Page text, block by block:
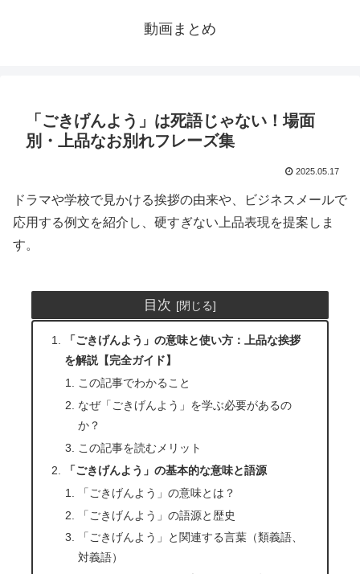
動画まとめ
「ごきげんよう」は死語じゃない！場面
別・上品なお別れフレーズ集
2025.05.17
ドラマや学校で見かける挨拶の由来や、ビジネスメールで
応用する例文を紹介し、硬すぎない上品表現を提案しま
す。
目次
「ごきげんよう」の意味と使い方：上品な挨拶
を解説【完全ガイド】
この記事でわかること
なぜ「ごきげんよう」を学ぶ必要があるの
か？
この記事を読むメリット
「ごきげんよう」の基本的な意味と語源
「ごきげんよう」の意味とは？
「ごきげんよう」の語源と歴史
「ごきげんよう」と関連する言葉（類義語、
対義語）